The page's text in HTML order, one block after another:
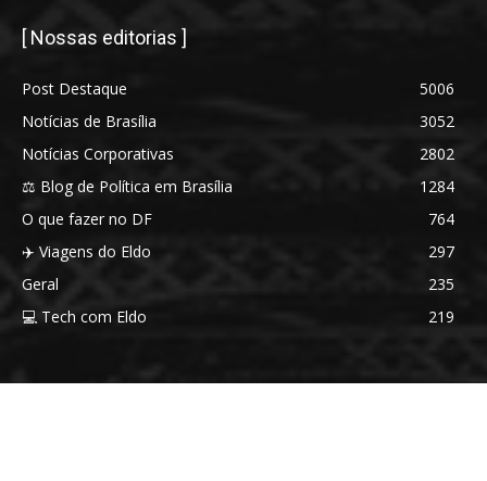
[ Nossas editorias ]
Post Destaque
5006
Notícias de Brasília
3052
Notícias Corporativas
2802
⚖️ Blog de Política em Brasília
1284
O que fazer no DF
764
✈️ Viagens do Eldo
297
Geral
235
💻 Tech com Eldo
219